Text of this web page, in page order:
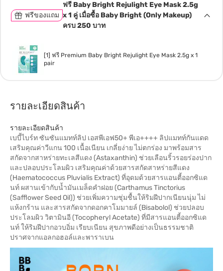
ฟรีของแถม
ฟรี Baby Bright Rejulight Eye Mask 2.5g
x 1 คู่ เมื่อซื้อ Baby Bright (Only Makeup)
ครบ 250 บาท
[1] ฟรี Premium Baby Bright Rejulight Eye Mask 2.5g x 1
pair
รายละเอียดสินค้า
รายละเอียดสินค้า
เบบี้ไบร์ท ซันซันแมทท์ลิป เอสพีเอฟ50+ พีเอ++++ ลิปแมทท์กันแดด
เสริมคุณค่าวีแกน 100 เนื้อเนียน เกลี่ยง่าย ไม่ตกร่อง มาพร้อมสาร
สกัดจากสาหร่ายทะเลสีแดง (Astaxanthin) ช่วยเลือนริ้วรอยร่องปาก
และปลอบประโลมผิว เสริมคุณค่าด้วยสารสกัดสาหร่ายสีแดง
(Haematococcus Pluvialis Extract) ที่อุดมด้วยสารแอนตี้ออกซิแด
นท์ ผสานเข้ากับน้ำมันเมล็ดคำฝอย (Carthamus Tinctorius
(Safflower Seed Oil)) ช่วยเพิ่มความชุ่มชื้นให้ริมฝีปากเนียนนุ่ม ไม่
แห้งกร้าน และสารสกัดจากดอกคาโมมายล์ (Bisabolol) ช่วยปลอบ
ประโลมผิว วิตามินอี (Tocopheryl Acetate) ที่มีสารแอนตี้ออกซิแด
นท์ ให้ริมฝีปากอวบอิ่ม เรียบเนียน สุขภาพดีอย่างเป็นธรรมชาติ
ปราศจากแอลกอฮอล์และพาราเบน